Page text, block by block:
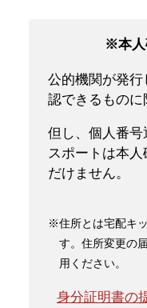
※本人
公的機関が発
認できるものに
但し、個人番
スポートは本
だけません。
※住所とは宅配キ
す。住所変更の
用ください。
身分証明書の